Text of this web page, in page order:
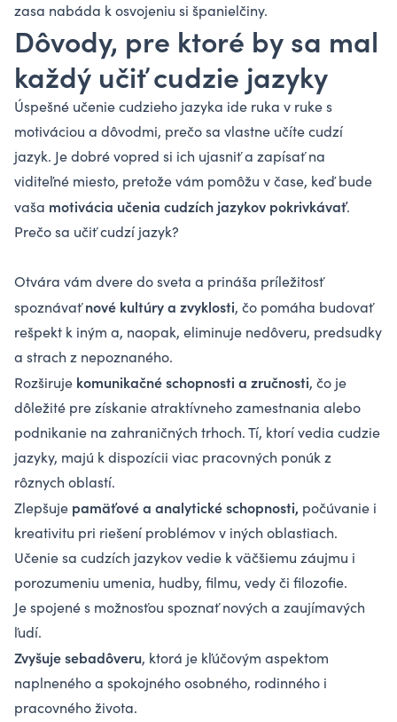
zasa nabáda k osvojeniu si španielčiny.
Dôvody, pre ktoré by sa mal
každý učiť cudzie jazyky
Úspešné učenie cudzieho jazyka ide ruka v ruke s
motiváciou a dôvodmi, prečo sa vlastne učíte cudzí
jazyk. Je dobré vopred si ich ujasniť a zapísať na
viditeľné miesto, pretože vám pomôžu v čase, keď bude
vaša motivácia učenia cudzích jazykov pokrivkávať.
Prečo sa učiť cudzí jazyk?
Otvára vám dvere do sveta a prináša príležitosť
spoznávaťnové kultúry a zvyklosti, čo pomáha budovať
rešpekt k iným a, naopak, eliminuje nedôveru, predsudky
a strach z nepoznaného.
Rozširuje komunikačné schopnosti a zručnosti, čo je
dôležité pre získanie atraktívneho zamestnania alebo
podnikanie na zahraničných trhoch. Tí, ktorí vedia cudzie
jazyky, majú k dispozícii viac pracovných ponúk z
rôznych oblastí.
Zlepšuje pamäťové a analytické schopnosti, počúvanie i
kreativitu pri riešení problémov v iných oblastiach.
Učenie sa cudzích jazykov vedie k väčšiemu záujmu i
porozumeniu umenia, hudby, filmu, vedy či filozofie.
Je spojené s možnosťou spoznať nových a zaujímavých
ľudí.
Zvyšuje sebadôveru, ktorá je kľúčovým aspektom
naplneného a spokojného osobného, rodinného i
pracovného života.